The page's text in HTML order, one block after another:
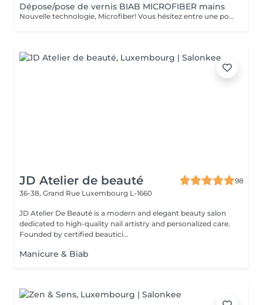
Dépose/pose de vernis BIAB MICROFIBER mains
Nouvelle technologie, Microfiber! Vous hésitez entre une pose de vernis permanent et la manucure gel ? Vos ongles sont cassants, mous, rongés et fragilisés par les poses du gel ou du semi-permanent ? Vous ne parvenez pas à garder une jolie longueur ? Contrairement au gel semi-permanent, le BIAB est dépourvu d'actifs chimiques susceptibles d'abîmer les ongles et est certifié vegan et cruelty-free. Découvrez votre nouvelle manucure chouchou: Le BIAB. Un traitement sain et efficace pour renforcer vos ongles et leur offrir une nouvelle santé! Enrichi en fibres synthétiques pour la résistance et la flexibilité, en vitamine E et calcium pour les soigner, le BIAB vous apporte une très bonne adhérence même sur les ongles difficiles. Grâce à sa couche de base extra forte et durable, le BIAB vous apportera une tenue de 3 à 4 semaines.
JD Atelier de beauté
98
36-38, Grand Rue Luxembourg L-1660
JD Atelier De Beauté is a modern and elegant beauty salon
dedicated to high-quality nail artistry and personalized care.
Founded by certified beautici...
Manicure & Biab